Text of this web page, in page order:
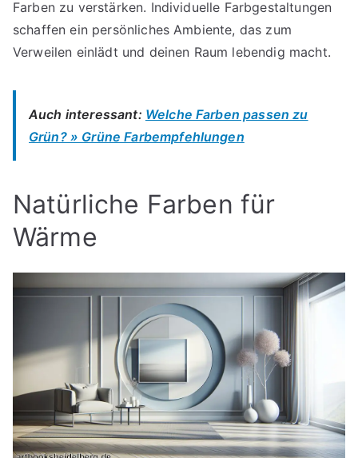
Farben zu verstärken. Individuelle Farbgestaltungen
schaffen ein persönliches Ambiente, das zum
Verweilen einlädt und deinen Raum lebendig macht.
Auch interessant: Welche Farben passen zu
Grün? » Grüne Farbempfehlungen
Natürliche Farben für
Wärme